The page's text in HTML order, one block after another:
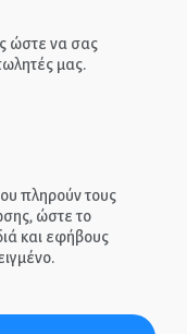
ώστε να σας
μας.
πληρούν τους
ώστε το
και εφήβους